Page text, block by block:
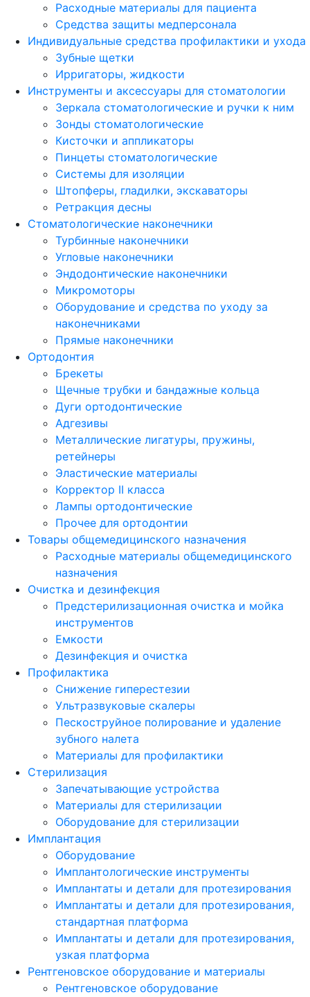
Расходные материалы для пациента
Средства защиты медперсонала
Индивидуальные средства профилактики и ухода
Зубные щетки
Ирригаторы, жидкости
Инструменты и аксессуары для стоматологии
Зеркала стоматологические и ручки к ним
Зонды стоматологические
Кисточки и аппликаторы
Пинцеты стоматологические
Системы для изоляции
Штопферы, гладилки, экскаваторы
Ретракция десны
Стоматологические наконечники
Турбинные наконечники
Угловые наконечники
Эндодонтические наконечники
Микромоторы
Оборудование и средства по уходу за
наконечниками
Прямые наконечники
Ортодонтия
Брекеты
Щечные трубки и бандажные кольца
Дуги ортодонтические
Адгезивы
Металлические лигатуры, пружины,
ретейнеры
Эластические материалы
Корректор II класса
Лампы ортодонтические
Прочее для ортодонтии
Товары общемедицинского назначения
Расходные материалы общемедицинского
назначения
Очистка и дезинфекция
Предстерилизационная очистка и мойка
инструментов
Емкости
Дезинфекция и очистка
Профилактика
Снижение гиперестезии
Ультразвуковые скалеры
Пескоструйное полирование и удаление
зубного налета
Материалы для профилактики
Стерилизация
Запечатывающие устройства
Материалы для стерилизации
Оборудование для стерилизации
Имплантация
Оборудование
Имплантологические инструменты
Имплантаты и детали для протезирования
Имплантаты и детали для протезирования,
стандартная платформа
Имплантаты и детали для протезирования,
узкая платформа
Рентгеновское оборудование и материалы
Рентгеновское оборудование